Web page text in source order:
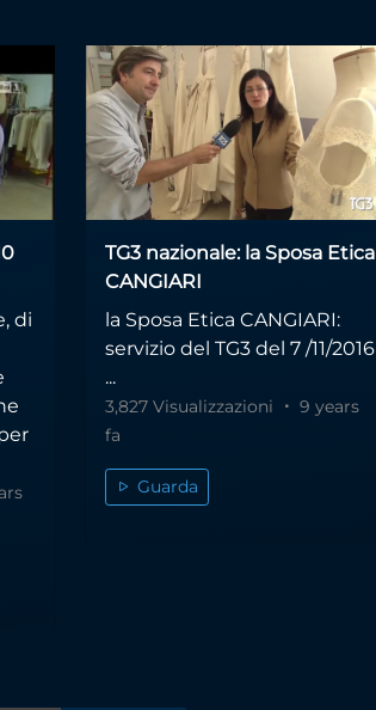
di
TG3 nazionale: la Sposa Etica
CANGIARI
la Sposa Etica CANGIARI:
servizio del TG3 del 7 /11/2016
...
3,827 Visualizzazioni
9 years
fa
Guarda